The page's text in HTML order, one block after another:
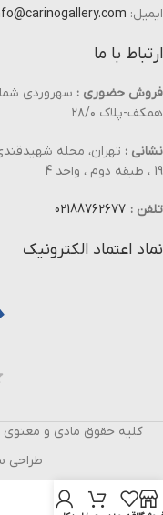
ایمیل:
ارتباط با ما
فروش حضوری : سهروردی
همکف-پلاک ۲۸/۰
نشانی : تهران، محله
19 ، طبقه دوم ، واحد 4
تلفن : 02188762677
نماد اعتماد الکترونیک
کلیه حقوق مادی و معنوی
طراحی